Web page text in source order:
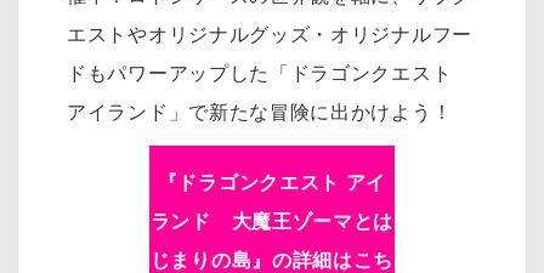
エストやオリジナルグッズ・オリジナルフー
ドもパワーアップした「ドラゴンクエスト
アイランド」で新たな冒険に出かけよう！
『ドラゴンクエスト アイ
ランド 大魔王ゾーマとは
じまりの島』の詳細はこち